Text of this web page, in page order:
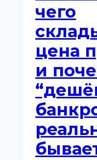
чего
цена
и